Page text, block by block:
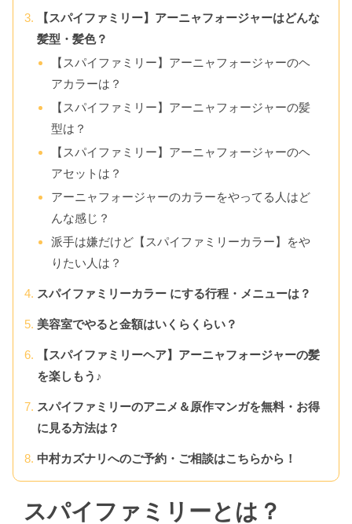
【スパイファミリー】アーニャフォージャーはどんな
髪型・髪色？
【スパイファミリー】アーニャフォージャーのヘ
アカラーは？
【スパイファミリー】アーニャフォージャーの髪
型は？
【スパイファミリー】アーニャフォージャーのヘ
アセットは？
アーニャフォージャーのカラーをやってる人はど
んな感じ？
派手は嫌だけど【スパイファミリーカラー】をや
りたい人は？
スパイファミリーカラー にする行程・メニューは？
美容室でやると金額はいくらくらい？
【スパイファミリーヘア】アーニャフォージャーの髪
を楽しもう♪
スパイファミリーのアニメ＆原作マンガを無料・お得
に見る方法は？
中村カズナリへのご予約・ご相談はこちらから！
スパイファミリーとは？